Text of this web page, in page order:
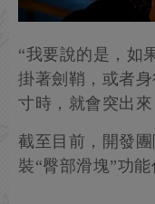
“我要說的是，如
掛著劍鞘，或者
寸時，就會突出
截至目前，開發
裝“臀部滑塊”功能